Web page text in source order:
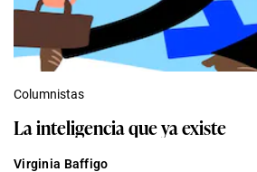
Columnistas
La inteligencia que ya existe
Virginia Baffigo